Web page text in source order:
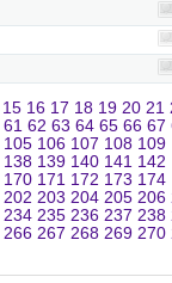
15 16 17 18 19 20 21
61 62 63 64 65 66 67
105 106 107 108 109
138 139 140 141 142
170 171 172 173 174
202 203 204 205 206
234 235 236 237 238
266 267 268 269 270